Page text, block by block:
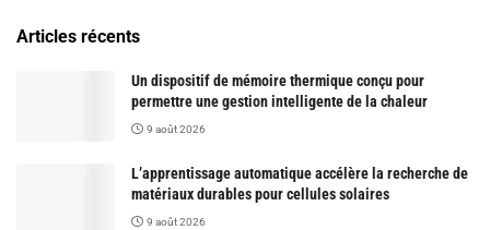
Articles récents
Un dispositif de mémoire thermique conçu pour
permettre une gestion intelligente de la chaleur
9 août 2026
L’apprentissage automatique accélère la recherche de
matériaux durables pour cellules solaires
9 août 2026